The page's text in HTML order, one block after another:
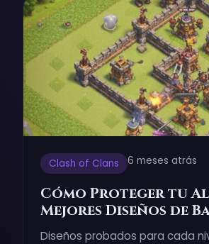
Clash of Clans 6 meses atrás
Cómo Proteger tu
Mejores Diseños de
Diseños probados para cada